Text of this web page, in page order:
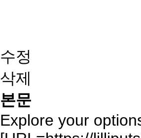
수정
삭제
본문
Explore your